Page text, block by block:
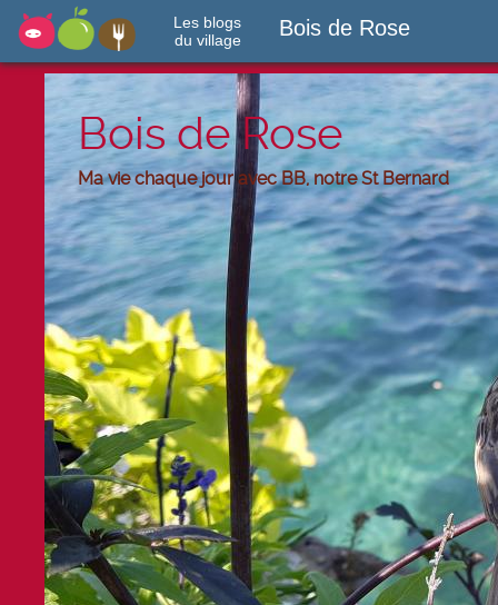
Les blogs
du village
Bois de Rose
Bois de Rose
Ma vie chaque jour avec BB, notre St Bernard